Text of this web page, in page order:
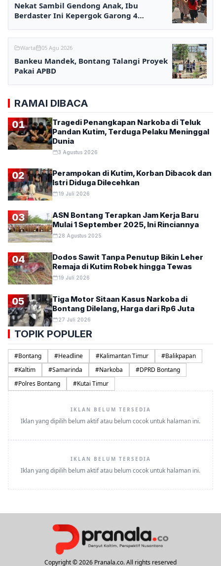
Nekat Sambil Gendong Anak, Ibu
Berdaster Ini Kepergok Garong 4
Warta 05 Agu 2026
Bankeu Mandek, Bontang Talangi Proyek
Pakai APBD
RAMAI DIBACA
01
Tragedi Penangkapan Narkoba di Teluk
Pandan Kutim, Terduga Pelaku Meninggal
Dunia
3 Agustus 2026
02
Perampokan di Kutim, Korban Dibacok dan
Istri Diduga Dilecehkan
19 Juli 2026
03
ASN Bontang Terapkan Jam Kerja Baru
Mulai 1 September 2025, Ini Rinciannya
28 Agustus 2025
04
Dodos Sawit Tanpa Penutup Bikin Leher
Remaja di Kutim Robek hingga Tewas
19 Juli 2026
05
Tiga Motor Sitaan Kasus Narkoba di
Bontang Dilelang, Harga dari Rp6 Juta
27 Juli 2026
TOPIK POPULER
#Bontang #Headline #Kalimantan Timur #Balikpapan
#Kaltim #Samarinda #Narkoba #DPRD Bontang
#Polres Bontang #Kutai Timur
IKLAN BELUM TERSEDIA
Iklan yang dipilih belum aktif atau belum cocok untuk halaman ini.
IKLAN BELUM TERSEDIA
Iklan yang dipilih belum aktif atau belum cocok untuk halaman ini.
Copyright © 2026 Pranala.co. All rights reserved